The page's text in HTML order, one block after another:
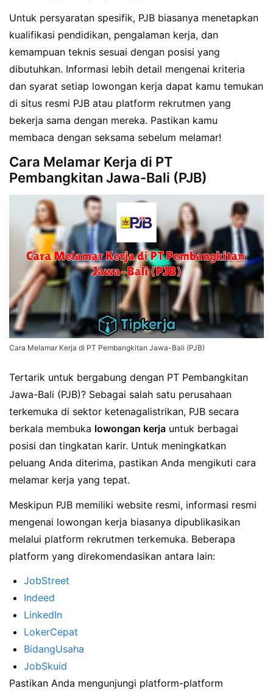
Untuk persyaratan spesifik, PJB biasanya menetapkan
kualifikasi pendidikan, pengalaman kerja, dan
kemampuan teknis sesuai dengan posisi yang
dibutuhkan. Informasi lebih detail mengenai kriteria
dan syarat setiap lowongan kerja dapat kamu temukan
di situs resmi PJB atau platform rekrutmen yang
bekerja sama dengan mereka. Pastikan kamu
membaca dengan seksama sebelum melamar!
Cara Melamar Kerja di PT
Pembangkitan Jawa-Bali (PJB)
Cara Melamar Kerja di PT Pembangkitan Jawa-Bali (PJB)
Tertarik untuk bergabung dengan PT Pembangkitan
Jawa-Bali (PJB)? Sebagai salah satu perusahaan
terkemuka di sektor ketenagalistrikan, PJB secara
berkala membuka lowongan kerja untuk berbagai
posisi dan tingkatan karir. Untuk meningkatkan
peluang Anda diterima, pastikan Anda mengikuti cara
melamar kerja yang tepat.
Meskipun PJB memiliki website resmi, informasi resmi
mengenai lowongan kerja biasanya dipublikasikan
melalui platform rekrutmen terkemuka. Beberapa
platform yang direkomendasikan antara lain:
JobStreet
Indeed
LinkedIn
LokerCepat
BidangUsaha
JobSkuid
Pastikan Anda mengunjungi platform-platform